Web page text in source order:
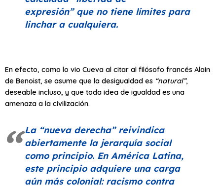
expresión”que no tiene límites para
linchar a cualquiera.
En efecto, como lo vio Cueva al citar al filósofo francés Alain
de Benoist, se asume que la desigualdad es “natural”,
deseable incluso, y que toda idea de igualdad es una
amenaza a la civilización.
La “nueva derecha”reivindica
abiertamente la jerarquía social
como principio. En América Latina,
este principio adquiere una carga
aún más colonial: racismo contra